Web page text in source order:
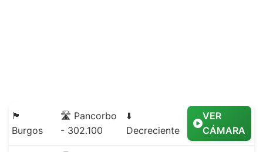
🏴
Burgos
🛣️ Pancorbo
- 302.100
⬇️
Decreciente
VER
CÁMARA